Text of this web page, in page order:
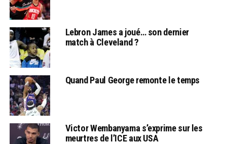
Lebron James a joué… son dernier
match à Cleveland ?
Quand Paul George remonte le temps
Victor Wembanyama s’exprime sur les
meurtres de l’ICE aux USA